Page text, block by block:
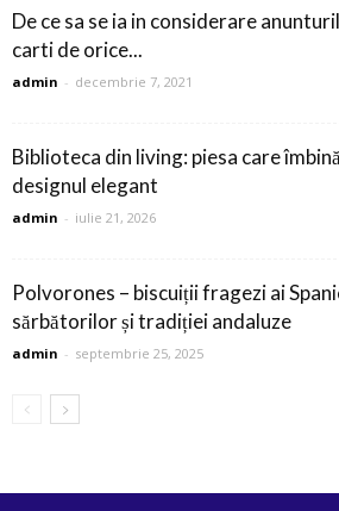
De ce sa se ia in considerare
carti de orice...
admin - decembrie 7, 2021
Biblioteca din living: piesa care
designul elegant
admin - iulie 21, 2026
Polvorones – biscuiții fragezi ai
sărbătorilor și tradiției andaluze
admin - septembrie 25, 2025